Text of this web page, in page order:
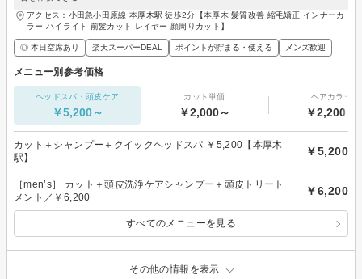
アクセス：小田急小田原線 本厚木駅 徒歩2分【本厚木 髪質改善 縮毛矯正 インナーカ
ラー ハイライト 前髪カット レイヤー 顔周りカット】
◎ 本日空席あり 楽天スーパーDEAL ポイントが貯まる・使える メンズ歓迎
メニュー別参考価格
ヘッドスパ・頭皮ケア
￥5,200～
カット単価
￥2,000～
ヘアカラー
￥2,200～
カット＋シャンプー＋クイックヘッドスパ ￥5,200【本厚木
駅】
￥5,200
［men’s］ カット＋頭皮洗浄ケアシャンプー＋頭皮トリート
メント／￥6,200
￥6,200
すべてのメニューを見る
その他の情報を表示